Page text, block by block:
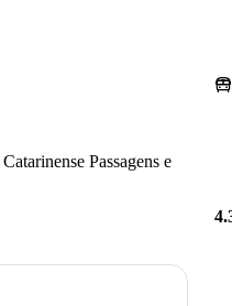
Passagens e